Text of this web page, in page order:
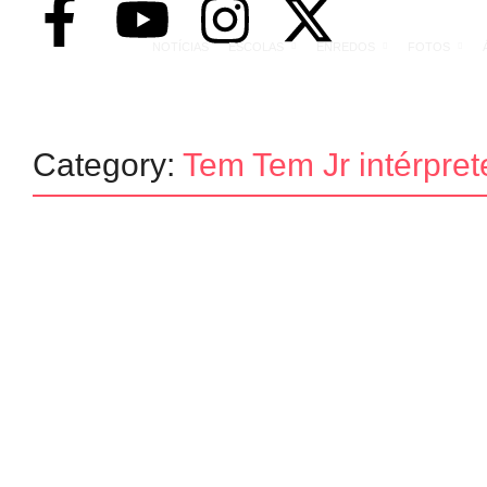
NOTÍCIAS ESCOLAS ENREDOS
Category: Tem Tem Jr